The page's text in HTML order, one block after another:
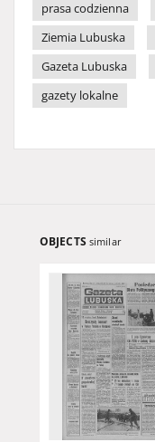
prasa codzienna
Ziemia Lubuska
Gazeta Lubuska
gazety lokalne
OBJECTS similar